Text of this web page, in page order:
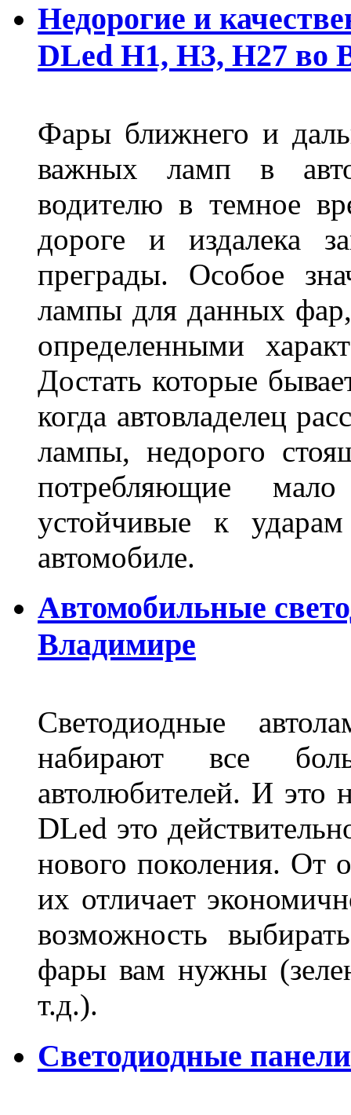
Недорогие и
DLed Н1, Н3, Н27 во
Фары ближнего и
важных ламп в
водителю в темное
дороге и издалека
преграды. Особое
лампы для данных
определенными
Достать которые
когда автовладелец
лампы, недорого
потребляющие
устойчивые к
автомобиле.
Автомобильные
Владимире
Светодиодные
набирают все
автолюбителей. И это
DLed это
нового поколения. От
их отличает
возможность
фары вам нужны
т.д.).
Светодиодные